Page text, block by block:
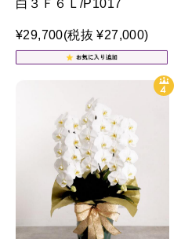
白３Ｆ６Ｌ/P1017
¥29,700(税抜 ¥27,000)